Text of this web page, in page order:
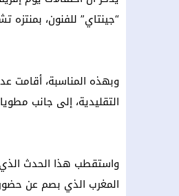
“جينتاي” للفنون، بمنتزه
وبهذه المناسبة، أقامت
التقليدية، إلى جانب
واستقطب هذا الحدث الذي
المغرب الذي بصم عن